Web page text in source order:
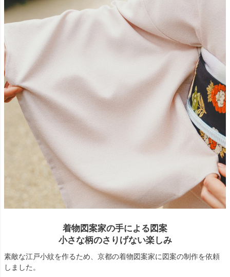
着物図案家の手による図案
小さな柄のさりげない楽しみ
素敵な江戸小紋を作るため、京都の着物図案家に図案の制作を依頼
しました。